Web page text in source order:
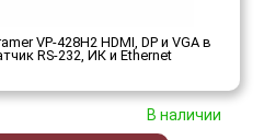
VP-428H2 HDMI, DP и VGA в
RS-232, ИК и Ethernet
В наличии